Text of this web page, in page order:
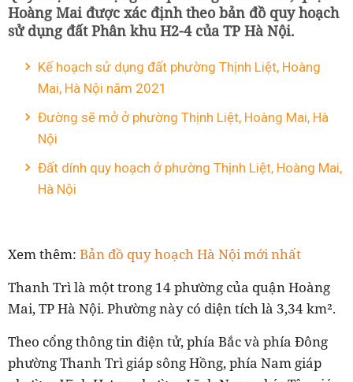
Hoàng Mai được xác định theo bản đồ quy hoạch
sử dụng đất Phân khu H2-4 của TP Hà Nội.
Kế hoạch sử dụng đất phường Thịnh Liệt, Hoàng
Mai, Hà Nội năm 2021
Đường sẽ mở ở phường Thịnh Liệt, Hoàng Mai, Hà
Nội
Đất dính quy hoạch ở phường Thịnh Liệt, Hoàng Mai,
Hà Nội
Xem thêm: Bản đồ quy hoạch Hà Nội mới nhất
Thanh Trì là một trong 14 phường của quận Hoàng
Mai, TP Hà Nội. Phường này có diện tích là 3,34 km².
Theo cổng thông tin điện tử, phía Bắc và phía Đông
phường Thanh Trì giáp sông Hồng, phía Nam giáp